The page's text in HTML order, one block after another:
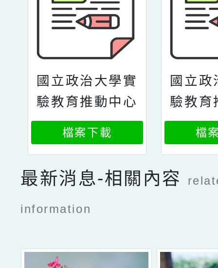
國立政治大學實
驗教育推動中心
辦理2026年春
季實驗教育新手
2
檔案下載
國立政
驗教育
辦理
季實驗
檔
最新消息-相關內容
information